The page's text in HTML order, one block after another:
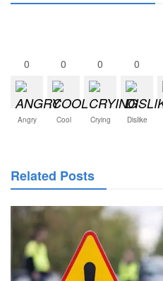
0
Angry
0
Cool
0
Crying
0
Dislike
Related Posts